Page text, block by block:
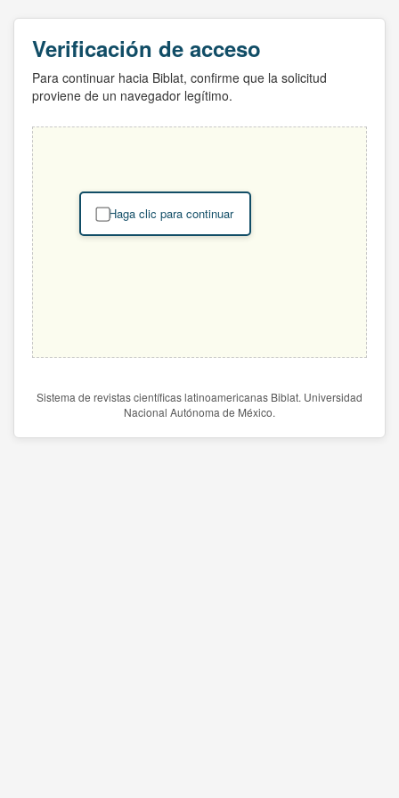
Verificación de acceso
Para continuar hacia Biblat, confirme que la solicitud
proviene de un navegador legítimo.
Haga clic para continuar
Sistema de revistas científicas latinoamericanas Biblat. Universidad
Nacional Autónoma de México.